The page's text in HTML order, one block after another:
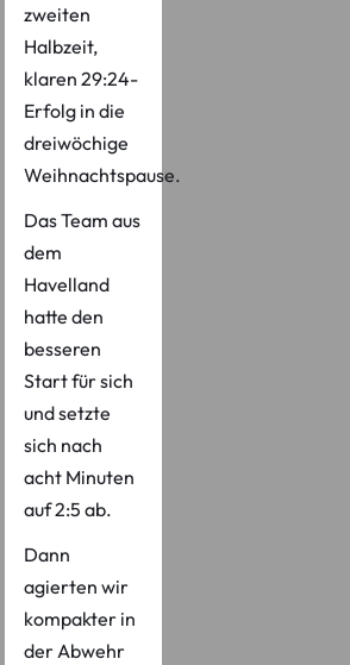
zweiten
Halbzeit,
klaren 29:24-
Erfolg in die
dreiwöchige
Weihnachtspause.
Das Team aus
dem
Havelland
hatte den
besseren
Start für sich
und setzte
sich nach
acht Minuten
auf 2:5 ab.
Dann
agierten wir
kompakter in
der Abwehr